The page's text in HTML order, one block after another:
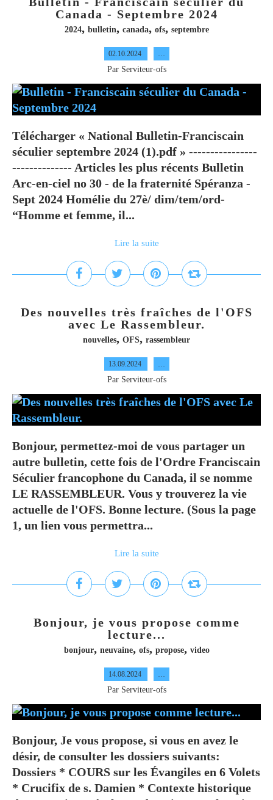
Canada - Septembre 2024
2024, bulletin, canada, ofs, septembre
02.10.2024 …
Par Serviteur-ofs
Télécharger « National Bulletin-Franciscain
séculier septembre 2024 (1).pdf » ----------------
-------------- Articles les plus récents Bulletin
Arc-en-ciel no 30 - de la fraternité Spéranza -
Sept 2024 Homélie du 27è/ dim/tem/ord-
“Homme et femme, il...
Lire la suite
Des nouvelles très fraîches de l'OFS
avec Le Rassembleur.
nouvelles, OFS, rassembleur
13.09.2024 …
Par Serviteur-ofs
Bonjour, permettez-moi de vous partager un
autre bulletin, cette fois de l'Ordre Franciscain
Séculier francophone du Canada, il se nomme
LE RASSEMBLEUR. Vous y trouverez la vie
actuelle de l'OFS. Bonne lecture. (Sous la page
1, un lien vous permettra...
Lire la suite
Bonjour, je vous propose comme
lecture...
bonjour, neuvaine, ofs, propose, video
14.08.2024 …
Par Serviteur-ofs
Bonjour, Je vous propose, si vous en avez le
désir, de consulter les dossiers suivants:
Dossiers * COURS sur les Évangiles en 6 Volets
* Crucifix de s. Damien * Contexte historique